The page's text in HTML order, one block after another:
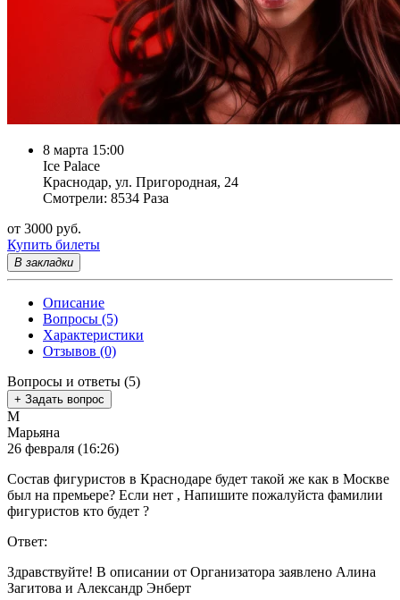
8 марта 15:00
Ice Palace
Краснодар, ул. Пригородная, 24
Смотрели: 8534 Раза
от 3000 руб.
Купить билеты
В закладки
Описание
Вопросы (5)
Характеристики
Отзывов (0)
Вопросы и ответы (5)
+ Задать вопрос
М
Марьяна
26 февраля (16:26)
Состав фигуристов в Краснодаре будет такой же как в Москве
был на премьере? Если нет , Напишите пожалуйста фамилии
фигуристов кто будет ?
Ответ:
Здравствуйте! В описании от Организатора заявлено Алина
Загитова и Александр Энберт